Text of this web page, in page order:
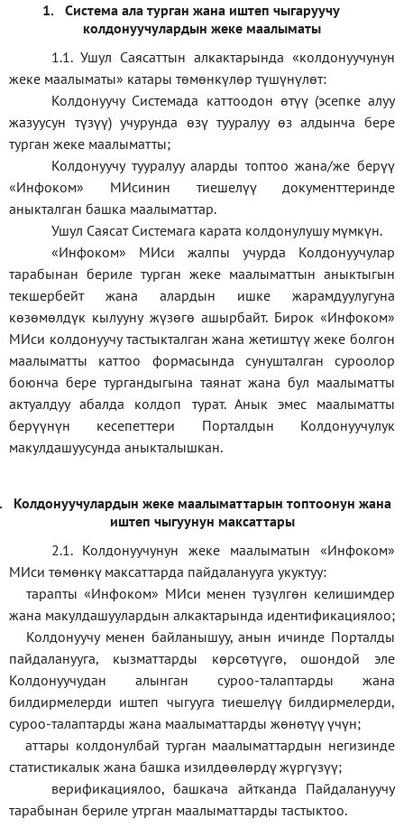
1. Система ала турган жана иштеп чыгаруучу
колдонуучулардын жеке маалыматы
1.1. Ушул Саясаттын алкактарында«колдонуучунун
жеке маалыматы» катары төмөнкүлөр түшүнүлөт:
Колдонуучу Системада каттоодон өтүү (эсепке алуу
жазуусун түзүү) учурунда өзү тууралуу өз алдынча бере
турган жеке маалыматты;
Колдонуучу тууралуу аларды топтоо жана/же берүү
«Инфоком» МИсинин тиешелүү документтеринде
аныкталган башка маалыматтар.
Ушул Саясат Системага карата колдонулушу мүмкүн.
«Инфоком» МИси жалпы учурда Колдонуучулар
тарабынан бериле турган жеке маалыматтын аныктыгын
текшербейт жана алардын ишке жарамдуулугуна
көзөмөлдүк кылууну жүзөгө ашырбайт. Бирок «Инфоком»
МИси колдонуучу тастыкталган жана жетиштүү жеке болгон
маалыматты каттоо формасында сунушталган суроолор
боюнча бере тургандыгына таянат жана бул маалыматты
актуалдуу абалда колдоп турат. Анык эмес маалыматты
берүүнүн кесепеттери Порталдын Колдонуучулук
макулдашуусунда аныкталышкан.
Колдонуучулардын жеке маалыматтарын топтоонун жана
иштеп чыгуунун максаттары
2.1. Колдонуучунун жеке маалыматын «Инфоком»
МИси төмөнкү максаттарда пайдаланууга укуктуу:
тарапты «Инфоком» МИси менен түзүлгөн келишимдер
жана макулдашуулардын алкактарында идентификациялоо;
Колдонуучу менен байланышуу, анын ичинде Порталды
пайдаланууга, кызматтарды көрсөтүүгө, ошондой эле
Колдонуучудан алынган суроо-талаптарды жана
билдирмелерди иштеп чыгууга тиешелүү билдирмелерди,
суроо-талаптарды жана маалыматтарды жөнөтүү үчүн;
аттары колдонулбай турган маалыматтардын негизинде
статистикалык жана башка изилдөөлөрдү жүргүзүү;
верификациялоо,башкача айтканда Пайдалануучу
тарабынан бериле утрган маалыматтарды тастыктоо.